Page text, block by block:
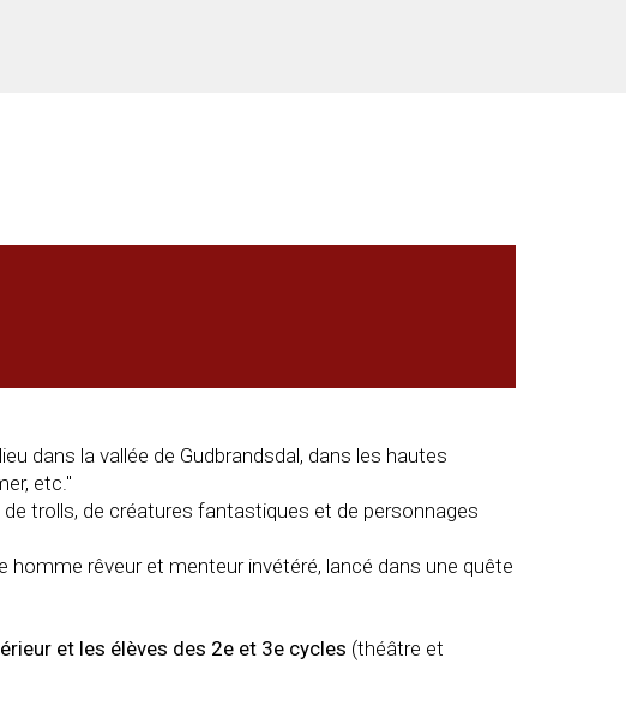
dans la vallée de Gudbrandsdal, dans les hautes
etc."
trolls, de créatures fantastiques et de personnages
rêveur et menteur invétéré, lancé dans une quête
et les élèves des 2e et 3e cycles (théâtre et